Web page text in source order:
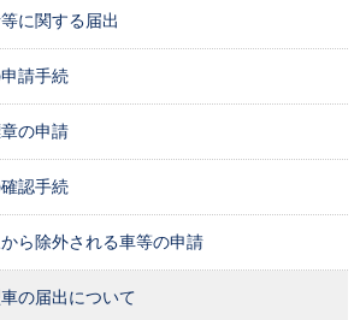
に関する届出
請手続
の申請
認手続
ら除外される車等の申請
の届出について